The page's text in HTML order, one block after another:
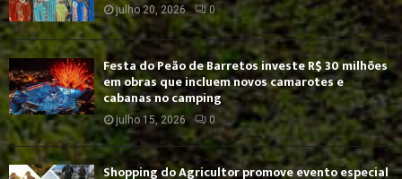
julho 20, 2026 0
Festa do Peão de Barretos investe R$ 30 milhões
em obras que incluem novos camarotes e
cabanas no camping
julho 15, 2026 0
Shopping do Agricultor promove evento especial